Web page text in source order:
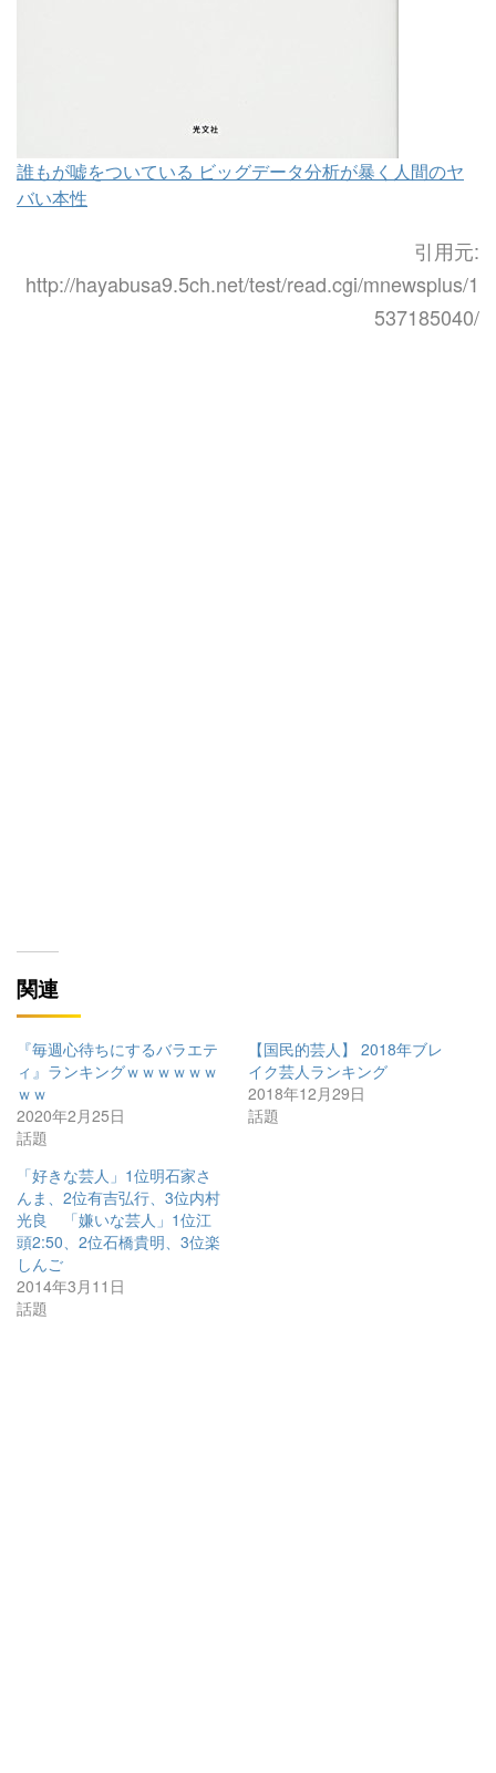
誰もが嘘をついている ビッグデータ分析が暴く人間のヤ
バい本性
引用元:
http://hayabusa9.5ch.net/test/read.cgi/mnewsplus/1
537185040/
関連
『毎週心待ちにするバラエテ
ィ』ランキングｗｗｗｗｗｗ
ｗｗ
2020年2月25日
話題
【国民的芸人】 2018年ブレ
イク芸人ランキング
2018年12月29日
話題
「好きな芸人」1位明石家さ
んま、2位有吉弘行、3位内村
光良 「嫌いな芸人」1位江
頭2:50、2位石橋貴明、3位楽
しんご
2014年3月11日
話題